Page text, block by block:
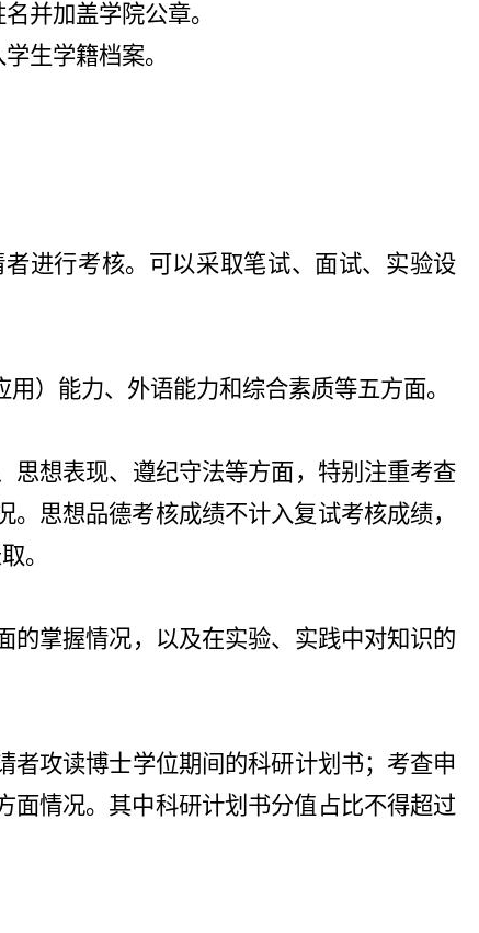
并加盖学院公章。
生学籍档案。
进行考核。可以采取笔试、面试、实验设
）能力、外语能力和综合素质等五方面。
思想表现、遵纪守法等方面，特别注重考查
思想品德考核成绩不计入复试考核成绩，
。
的掌握情况，以及在实验、实践中对知识的
者攻读博士学位期间的科研计划书；考查申
面情况。其中科研计划书分值占比不得超过